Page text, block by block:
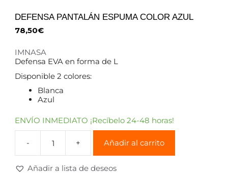
DEFENSA PANTALÁN ESPUMA COLOR AZUL
78,50€
IMNASA
Defensa EVA en forma de L
Disponible 2 colores:
Blanca
Azul
ENVÍO INMEDIATO ¡Recíbelo 24-48 horas!
Añadir al carrito
Añadir a lista de deseos